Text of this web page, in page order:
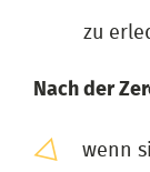
zu
Nach der
wenn